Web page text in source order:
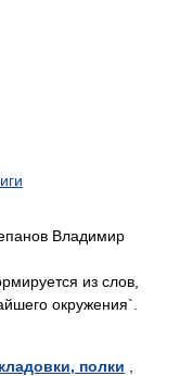
Владимир
из слов,
окружения`.
полки